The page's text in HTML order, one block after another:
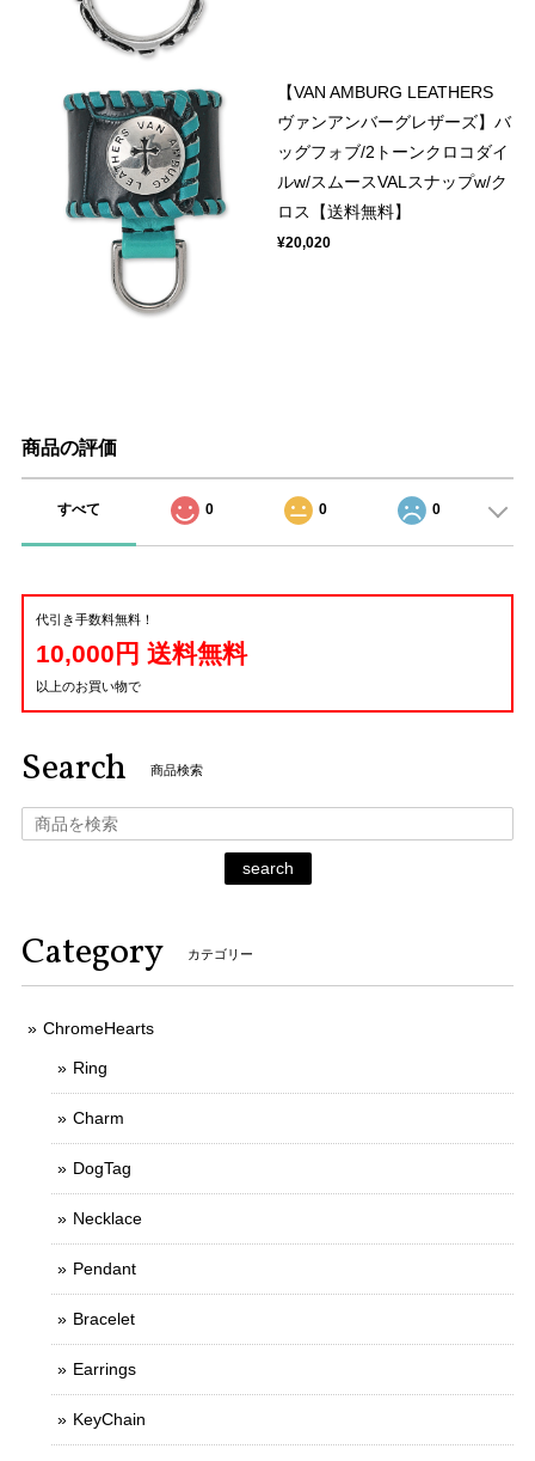
【VAN AMBURG LEATHERS
ヴァンアンバーグレザーズ】バ
ッグフォブ/2トーンクロコダイ
ルw/スムースVALスナップw/ク
ロス【送料無料】
¥20,020
商品の評価
すべて 0 0 0
代引き手数料無料！
10,000円 送料無料
以上のお買い物で
Search 商品検索
search
Category カテゴリー
ChromeHearts
Ring
Charm
DogTag
Necklace
Pendant
Bracelet
Earrings
KeyChain